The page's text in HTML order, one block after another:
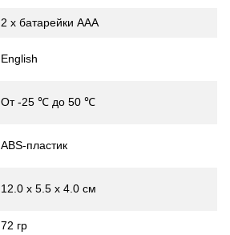
2 х батарейки ААА
English
От -25 ℃ до 50 ℃
ABS-пластик
12.0 х 5.5 х 4.0 см
72 гр